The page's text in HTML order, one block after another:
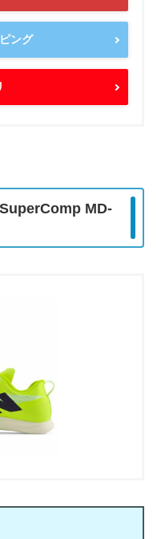
ング
MD-